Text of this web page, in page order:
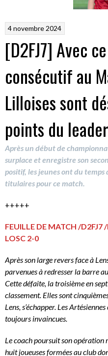
4 novembre 2024
[D2FJ7] Avec
consécutif au
Lilloises sont
points du
Après un début de
surplace et enregistre son
positif, les jeunes ont du
titulaires pour ce match.
+++++
FEUILLE DE MATCH /D2FJ7
LOSC 2-0
Après son large revers face à
parvenues à redresser la barre
Cette défaite, la troisième en
classement. Elles sont
Lens, s’échapper. Les
toujours invaincues.
Le coach poursuit son opération
huit joueuses formées au club